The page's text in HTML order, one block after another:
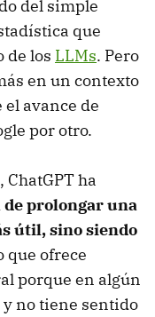
del simple
que
de los LLMs. Pero
en un contexto
el avance de
por otro.
ChatGPT ha
prolongar una
útil, sino siendo
que ofrece
porque en algún
y no tiene sentido